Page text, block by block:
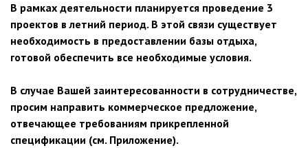
В рамках деятельности планируется проведение 3
проектов в летний период. В этой связи существует
необходимость в предоставлении базы отдыха,
готовой обеспечить все необходимые условия.
В случае Вашей заинтересованности в сотрудничестве,
просим направить коммерческое предложение,
отвечающее требованиям прикрепленной
спецификации (см. Приложение).